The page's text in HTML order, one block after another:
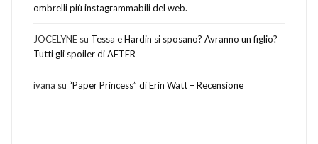
ombrelli più instagrammabili del web.
JOCELYNE su Tessa e Hardin si sposano? Avranno un figlio?
Tutti gli spoiler di AFTER
ivana su “Paper Princess” di Erin Watt – Recensione